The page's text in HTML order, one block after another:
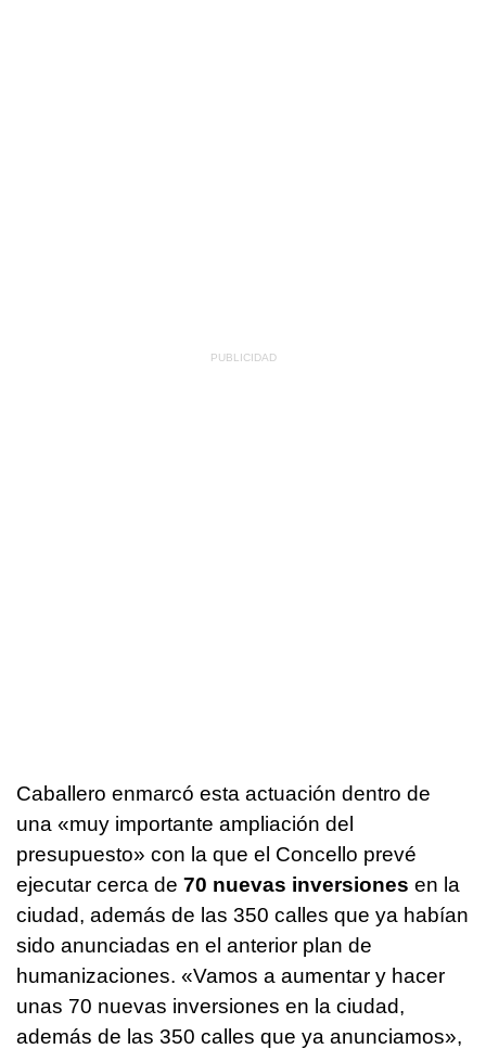
Caballero enmarcó esta actuación dentro de
una «muy importante ampliación del
presupuesto» con la que el Concello prevé
ejecutar cerca de 70 nuevas inversiones en la
ciudad, además de las 350 calles que ya habían
sido anunciadas en el anterior plan de
humanizaciones. «Vamos a aumentar y hacer
unas 70 nuevas inversiones en la ciudad,
además de las 350 calles que ya anunciamos»,